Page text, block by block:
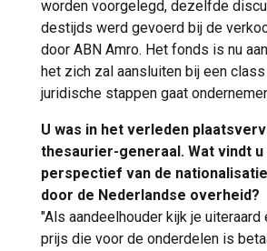
worden voorgelegd, dezelfde
destijds werd gevoerd bij de
door ABN Amro. Het fonds is nu
het zich zal aansluiten bij een
juridische stappen gaat
U was in het verleden
thesaurier-generaal. Wat vindt u
perspectief van de
door de Nederlandse overheid?
"Als aandeelhouder kijk je uiteraard
prijs die voor de onderdelen is